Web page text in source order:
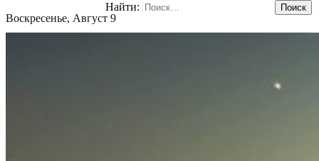
Воскресенье, Август 9
Найти: